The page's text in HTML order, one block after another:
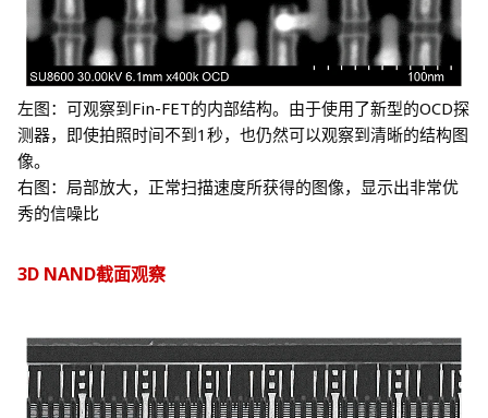
背散射电子被控制电极捕获，因此只有样品产生的二次电子被
检测到
LA-BSE模式
5纳米制程SRAM的内部结构观察
（加速电压：30kV，扫描时间<1秒）
左图：可观察到Fin-FET的内部结构。由于使用了新型的OCD探
测器，即使拍照时间不到1秒，也仍然可以观察到清晰的结构图
像。
右图：局部放大，正常扫描速度所获得的图像，显示出非常优
秀的信噪比
3D NAND截面观察